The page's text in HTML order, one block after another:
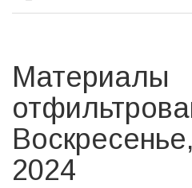
Материалы
2024